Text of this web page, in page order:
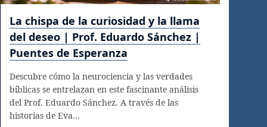
La chispa de la curiosidad y la llama
del deseo | Prof. Eduardo Sánchez |
Puentes de Esperanza
Descubre cómo la neurociencia y las verdades
bíblicas se entrelazan en este fascinante análisis
del Prof. Eduardo Sánchez. A través de las
historias de Eva…